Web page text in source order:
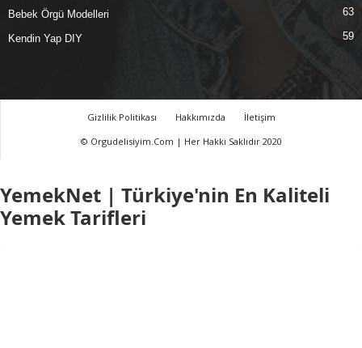
Bebek Örgü Modelleri 63
Kendin Yap DIY 59
Gizlilik Politikası Hakkımızda
İletişim
© Orgudelisiyim.Com | Her Hakkı Saklıdır 2020
YemekNet | Türkiye'nin En Kaliteli
Yemek Tarifleri